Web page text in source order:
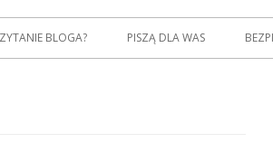
BLOGA? PISZĄ DLA WAS